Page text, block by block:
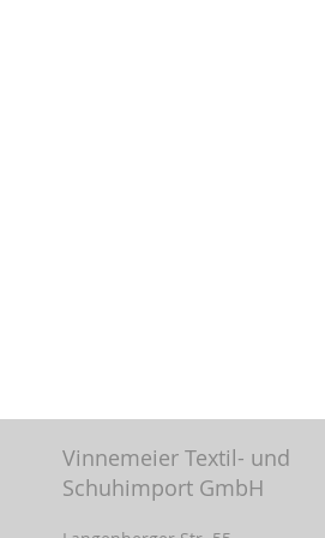
Vinnemeier Textil- und
Schuhimport GmbH